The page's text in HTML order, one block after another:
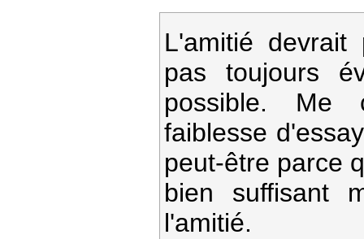
L'amitié
pas toujours
possible. Me
faiblesse
peut-être parce
bien suffisant
l'amitié.